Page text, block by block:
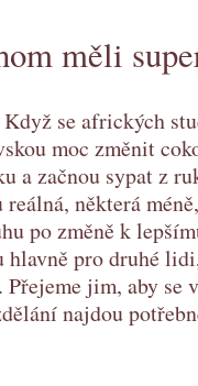
měli
Když se afrických
moc změnit
a začnou sypat z
některá
po změně k
hlavně pro druhé
Přejeme jim, aby
najdou